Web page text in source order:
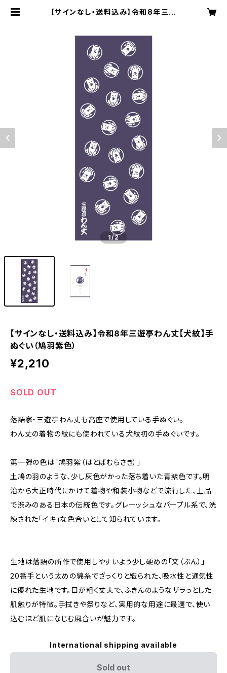
【サインなし・送料込み】令和8年三遊
1/2
【サインなし・送料込み】令和8年三遊亭わん丈【犬紋】手
ぬぐい（鳩羽紫色）
¥2,210
SOLD OUT
落語家・三遊亭わん丈も高座で使用している手ぬぐい。
わん丈の着物の紋にも使われている犬紋初の手ぬぐいです。
第一弾の色は「鳩羽紫（はとばむらさき）」
土鳩の羽のような、少し灰色がかった落ち着いた青紫色です。明
治から大正時代にかけて着物や和装小物などで流行した、上品
で渋みのある日本の伝統色です。グレーッシュなパープル系で、洗
練された「イキ」な色合いとして知られています。
生地は落語の所作で使用しやすいよう少し硬めの「文（ぶん）」
20番手という太めの綿糸でざっくりと織られた、吸水性と通気性
に優れた生地です。目が粗く丈夫で、ふきんのようなザラっとした
肌触りが特徴。手拭きや祭りなど、実用的な用途に最適で、使い
込むほど肌になじむ風合いが魅力です。
International shipping available
Sold out